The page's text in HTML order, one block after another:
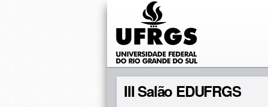
III Salão EDUFRGS